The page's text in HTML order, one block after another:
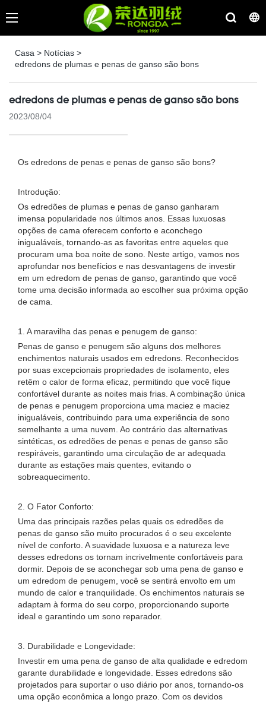
Casa > Notícias >
edredons de plumas e penas de ganso são bons
edredons de plumas e penas de ganso são bons
2023/08/04
Os edredons de penas e penas de ganso são bons?
Introdução:
Os edredões de plumas e penas de ganso ganharam
imensa popularidade nos últimos anos. Essas luxuosas
opções de cama oferecem conforto e aconchego
inigualáveis, tornando-as as favoritas entre aqueles que
procuram uma boa noite de sono. Neste artigo, vamos nos
aprofundar nos benefícios e nas desvantagens de investir
em um edredom de penas de ganso, garantindo que você
tome uma decisão informada ao escolher sua próxima opção
de cama.
1. A maravilha das penas e penugem de ganso:
Penas de ganso e penugem são alguns dos melhores
enchimentos naturais usados ​​em edredons. Reconhecidos
por suas excepcionais propriedades de isolamento, eles
retêm o calor de forma eficaz, permitindo que você fique
confortável durante as noites mais frias. A combinação única
de penas e penugem proporciona uma maciez e maciez
inigualáveis, contribuindo para uma experiência de sono
semelhante a uma nuvem. Ao contrário das alternativas
sintéticas, os edredões de penas e penas de ganso são
respiráveis, garantindo uma circulação de ar adequada
durante as estações mais quentes, evitando o
sobreaquecimento.
2. O Fator Conforto:
Uma das principais razões pelas quais os edredões de
penas de ganso são muito procurados é o seu excelente
nível de conforto. A suavidade luxuosa e a natureza leve
desses edredons os tornam incrivelmente confortáveis ​​para
dormir. Depois de se aconchegar sob uma pena de ganso e
um edredom de penugem, você se sentirá envolto em um
mundo de calor e tranquilidade. Os enchimentos naturais se
adaptam à forma do seu corpo, proporcionando suporte
ideal e garantindo um sono reparador.
3. Durabilidade e Longevidade:
Investir em uma pena de ganso de alta qualidade e edredom
garante durabilidade e longevidade. Esses edredons são
projetados para suportar o uso diário por anos, tornando-os
uma opção econômica a longo prazo. Com os devidos